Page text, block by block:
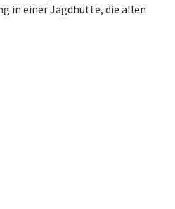
in einer Jagdhütte, die allen